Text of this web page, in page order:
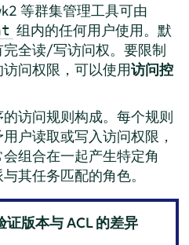
等群集管理工具可由
组内的任何用户使用。默
全读/写访问权。要限制
问权限，可以使用访问控
访问规则构成。每个规则
户读取或写入访问权限，
组合在一起产生特定角
其任务匹配的角色。
证版本与 ACL 的差异